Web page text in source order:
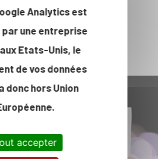
Analytics est
une entreprise
Etats-Unis, le
de vos données
donc hors Union
accepter